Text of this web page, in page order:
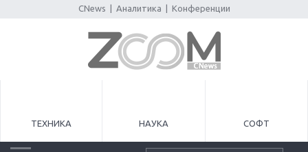
CNews Аналитика Конференции
ТЕХНИКА НАУКА СОФТ